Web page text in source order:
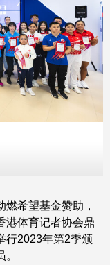
更多
希望基金赞助，
港体育记者协会鼎
行2023年第2季颁